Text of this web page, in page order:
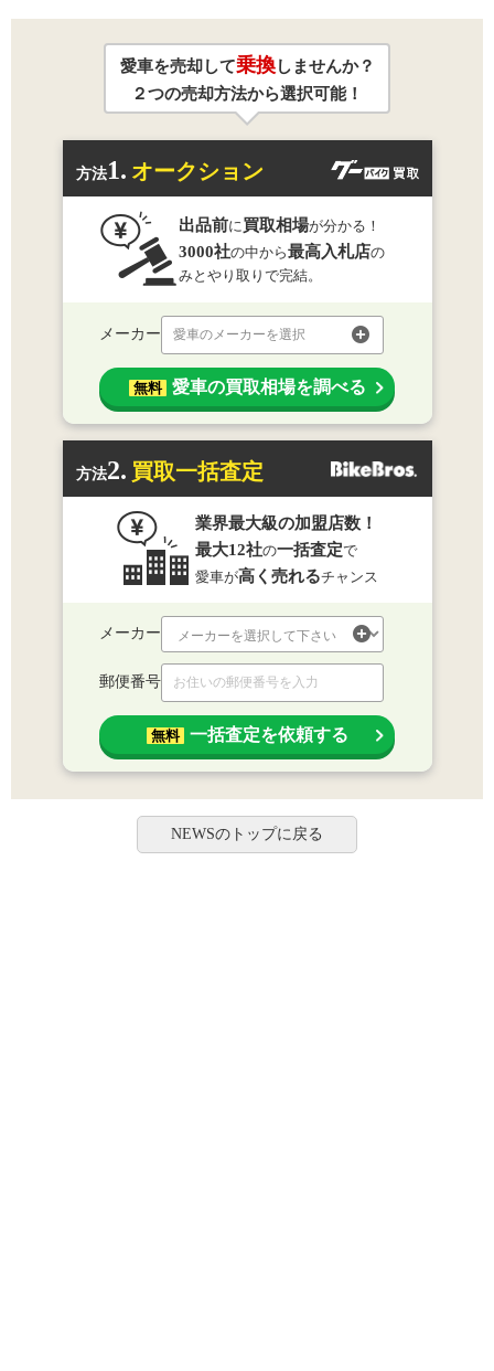
愛車を売却して乗換しませんか？
２つの売却方法から選択可能！
方法1. オークション
出品前に 買取相場が分かる！
3000社の中から最高入札店の
みとやり取りで完結。
メーカー 愛車のメーカーを選択
無料 愛車の買取相場を調べる
方法2. 買取一括査定
業界最大級の加盟店数！
最大12社の一括査定で
愛車が高く売れるチャンス
メーカー
郵便番号
無料 一括査定を依頼する
NEWSのトップに戻る